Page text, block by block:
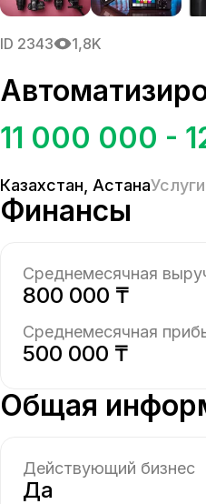
ID 2343 1,8K
11 000 000 -
Казахстан Астана
Финансы
Среднемесячная
800 000 ₸
Среднемесячная
500 000 ₸
Общая
Действующий бизнес
Да